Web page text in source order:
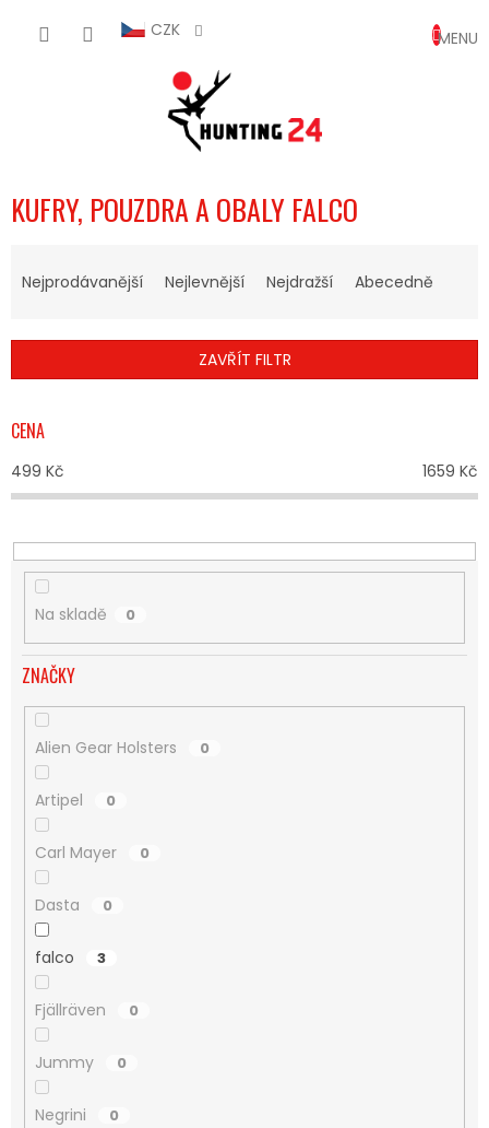
CZK
KOŠÍK
KUFRY, POUZDRA A OBALY FALCO
N
Í
R
O
D
U
T
Ů
Nejprodávanější Nejlevnější Nejdražší Abecedně
ZAVŘÍT FILTR
CENA
499 Kč 1659 Kč
Na skladě 0
ZNAČKY
Alien Gear Holsters 0
Artipel 0
Carl Mayer 0
Dasta 0
falco 3
Fjällräven 0
Jummy 0
Negrini 0